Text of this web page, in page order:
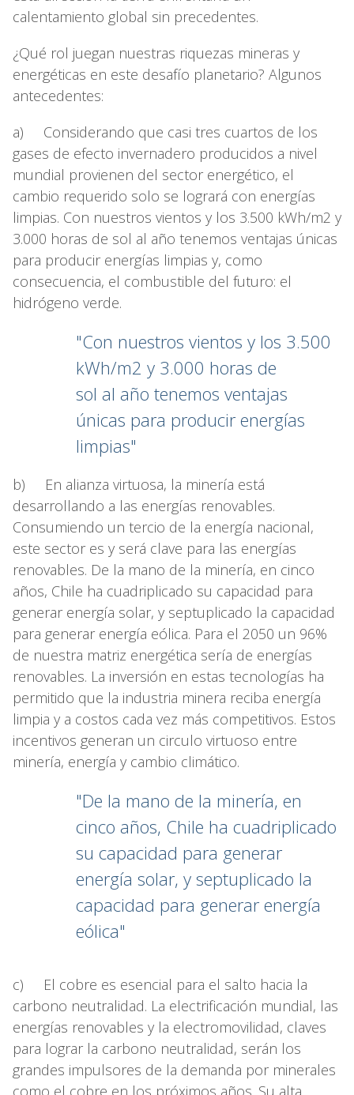
calentamiento global sin precedentes.
¿Qué rol juegan nuestras riquezas mineras y
energéticas en este desafío planetario? Algunos
antecedentes:
a) Considerando que casi tres cuartos de los
gases de efecto invernadero producidos a nivel
mundial provienen del sector energético, el
cambio requerido solo se logrará con energías
limpias. Con nuestros vientos y los 3.500 kWh/m2 y
3.000 horas de sol al año tenemos ventajas únicas
para producir energías limpias y, como
consecuencia, el combustible del futuro: el
hidrógeno verde.
"Con nuestros vientos y los 3.500
kWh/m2 y 3.000 horas de
sol al año tenemos ventajas
únicas para producir energías
limpias"
b) En alianza virtuosa, la minería está
desarrollando a las energías renovables.
Consumiendo un tercio de la energía nacional,
este sector es y será clave para las energías
renovables. De la mano de la minería, en cinco
años, Chile ha cuadriplicado su capacidad para
generar energía solar, y septuplicado la capacidad
para generar energía eólica. Para el 2050 un 96%
de nuestra matriz energética sería de energías
renovables. La inversión en estas tecnologías ha
permitido que la industria minera reciba energía
limpia y a costos cada vez más competitivos. Estos
incentivos generan un circulo virtuoso entre
minería, energía y cambio climático.
"De la mano de la minería, en
cinco años, Chile ha cuadriplicado
su capacidad para generar
energía solar, y septuplicado la
capacidad para generar energía
eólica"
c) El cobre es esencial para el salto hacia la
carbono neutralidad. La electrificación mundial, las
energías renovables y la electromovilidad, claves
para lograr la carbono neutralidad, serán los
grandes impulsores de la demanda por minerales
como el cobre en los próximos años. Su alta